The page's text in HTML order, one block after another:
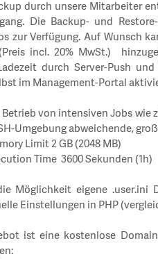
durch unsere Mitarbeiter
Die Backup- und
zur Verfügung. Auf Wunsch
incl. 20% MwSt.)
durch Server-Push
im Management-Portal
von intensiven Jobs wie
Umgebung abweichende,
Limit 2 GB (2048 MB)
Time 3600 Sekunden (1h)
Möglichkeit eigene .user.ini
Einstellungen in PHP
ist eine kostenlose